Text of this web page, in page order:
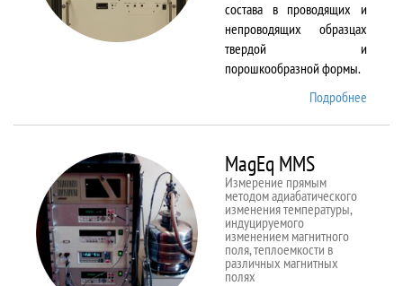
состава в проводящих и
непроводящих образцах
твердой и
порошкообразной формы.
Подробнее
MagEq MMS
Измерение прямым
методом адиабатического
изменения температуры,
индуцируемого
изменением магнитного
поля, теплоемкости в
различных магнитных
полях